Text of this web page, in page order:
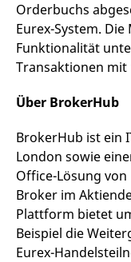
Orderbuchs
Eurex-System.
Funktionalität
Transaktionen
Über BrokerHub
BrokerHub ist ein
London sowie
Office-Lösung
Broker im
Plattform bietet
Beispiel die
Eurex-